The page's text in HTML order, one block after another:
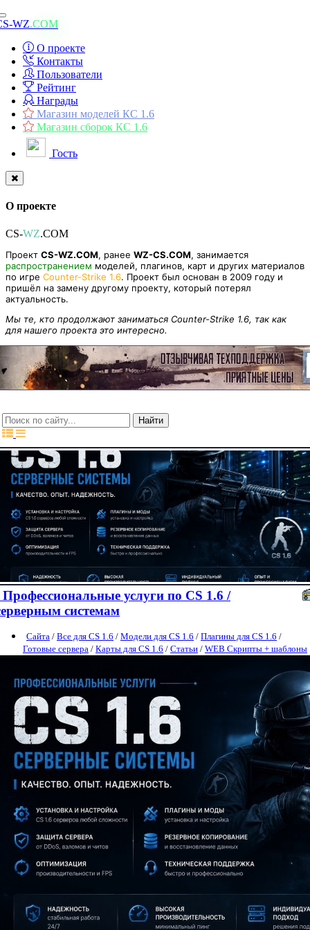
Toggle
navigation
WZ.COM
О проекте
Контакты
Пользователи
Рейтинг
Награды
Магазин моделей КС 1.6
Магазин сборок КС 1.6
Гость
О проекте
CS-WZ.COM
Проект CS-WZ.COM, ранее WZ-CS.COM, занимается
распространением моделей, плагинов, карт и других материалов
по игре Counter-Strike 1.6. Проект был основан в 2009 году и
пришёл на замену другому проекту, который потерял
актуальность.
Мы те, кто продолжают заниматься Counter-Strike 1.6, так как
для нашего проекта это интересно.
Профессиональные услуги по CS 1.6 /
системам
Сайта / Все для CS 1.6 / Модели для CS 1.6 / Плагины для CS 1.6 /
Готовые сервера / Карты для CS 1.6 / Статьи / WEB Скрипты + шаблоны